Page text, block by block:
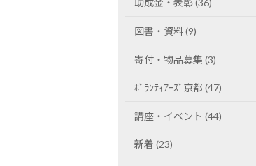
助成金・表彰 (36)
図書・資料 (9)
寄付・物品募集 (3)
ﾎﾞﾗﾝﾃｨｱｰｽﾞ京都 (47)
講座・イベント (44)
新着 (23)